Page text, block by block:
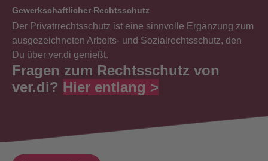
Gewerkschaftlicher Rechtsschutz
Der Privatrrechtsschutz ist eine sinnvolle Ergänzung zum
ausgezeichneten Arbeits- und Sozialrechtsschutz, den
Du über ver.di genießt.
Fragen zum Rechtsschutz von
ver.di? Hier entlang >